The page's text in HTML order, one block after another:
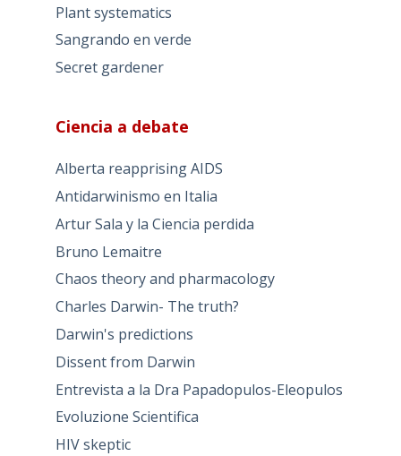
Plant systematics
Sangrando en verde
Secret gardener
Ciencia a debate
Alberta reapprising AIDS
Antidarwinismo en Italia
Artur Sala y la Ciencia perdida
Bruno Lemaitre
Chaos theory and pharmacology
Charles Darwin- The truth?
Darwin's predictions
Dissent from Darwin
Entrevista a la Dra Papadopulos-Eleopulos
Evoluzione Scientifica
HIV skeptic